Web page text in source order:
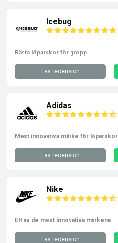
Icebug
Bästa löparskor för grepp
Läs recension
Adidas
Mest innovativa märke för löparskor
Läs recension
Nike
Ett av de mest innovativa märkena
Läs recension